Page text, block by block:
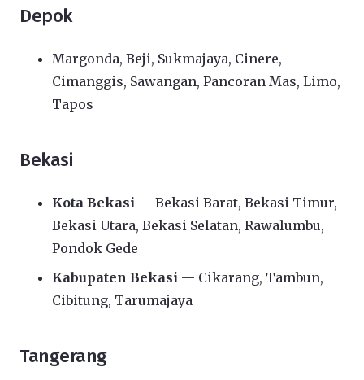
Depok
Margonda, Beji, Sukmajaya, Cinere,
Cimanggis, Sawangan, Pancoran Mas, Limo,
Tapos
Bekasi
Kota Bekasi — Bekasi Barat, Bekasi Timur,
Bekasi Utara, Bekasi Selatan, Rawalumbu,
Pondok Gede
Kabupaten Bekasi — Cikarang, Tambun,
Cibitung, Tarumajaya
Tangerang